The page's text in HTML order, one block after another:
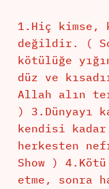
1.Hiç kimse,
değildir. (
kötülüğe
düz ve
Allah alın
) 3.Dünyayı
kendisi
herkesten
Show )
etme, sonra